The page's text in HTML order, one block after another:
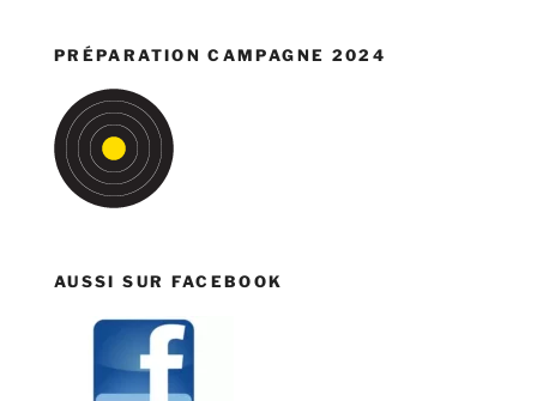
PRÉPARATION CAMPAGNE 2024
AUSSI SUR FACEBOOK